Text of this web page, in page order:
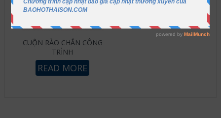
CUỘN RÀO CHẮN CÔNG
TRÌNH
READ MORE